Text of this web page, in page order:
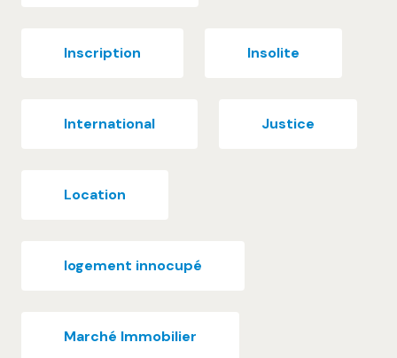
Inscription Insolite
International Justice
Location
logement innocupé
Marché Immobilier